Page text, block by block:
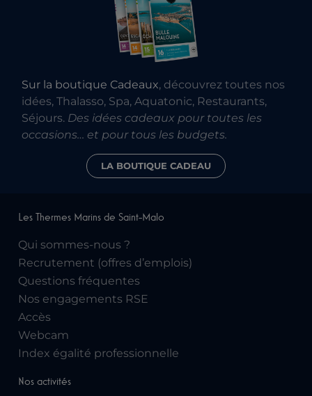
Sur la boutique Cadeaux, découvrez toutes nos
idées, Thalasso, Spa, Aquatonic, Restaurants,
Séjours. Des idées cadeaux pour toutes les
occasions… et pour tous les budgets.
LA BOUTIQUE CADEAU
Les Thermes Marins de Saint-Malo
Qui sommes-nous ?
Recrutement (offres d’emplois)
Questions fréquentes
Nos engagements RSE
Accès
Webcam
Index égalité professionnelle
Nos activités